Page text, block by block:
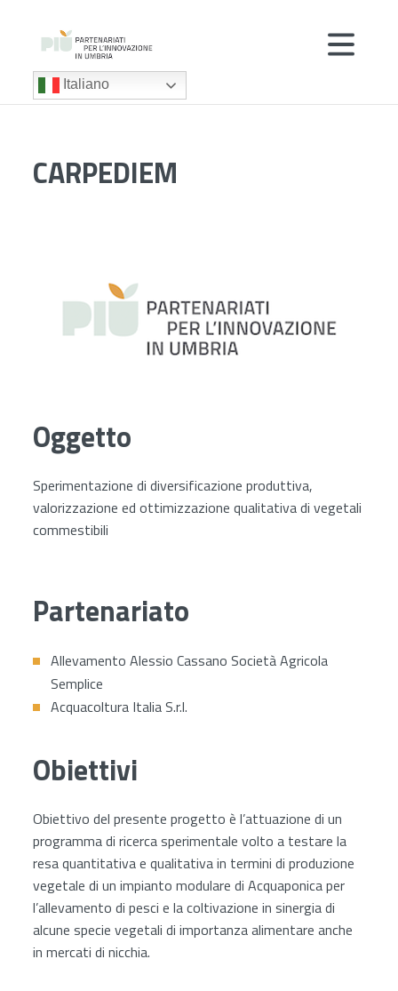
Italiano
CARPEDIEM
Oggetto
Sperimentazione di diversificazione produttiva,
valorizzazione ed ottimizzazione qualitativa di vegetali
commestibili
Partenariato
Allevamento Alessio Cassano Società Agricola
Semplice
Acquacoltura Italia S.r.l.
Obiettivi
Obiettivo del presente progetto è l’attuazione di un
programma di ricerca sperimentale volto a testare la
resa quantitativa e qualitativa in termini di produzione
vegetale di un impianto modulare di Acquaponica per
l’allevamento di pesci e la coltivazione in sinergia di
alcune specie vegetali di importanza alimentare anche
in mercati di nicchia.